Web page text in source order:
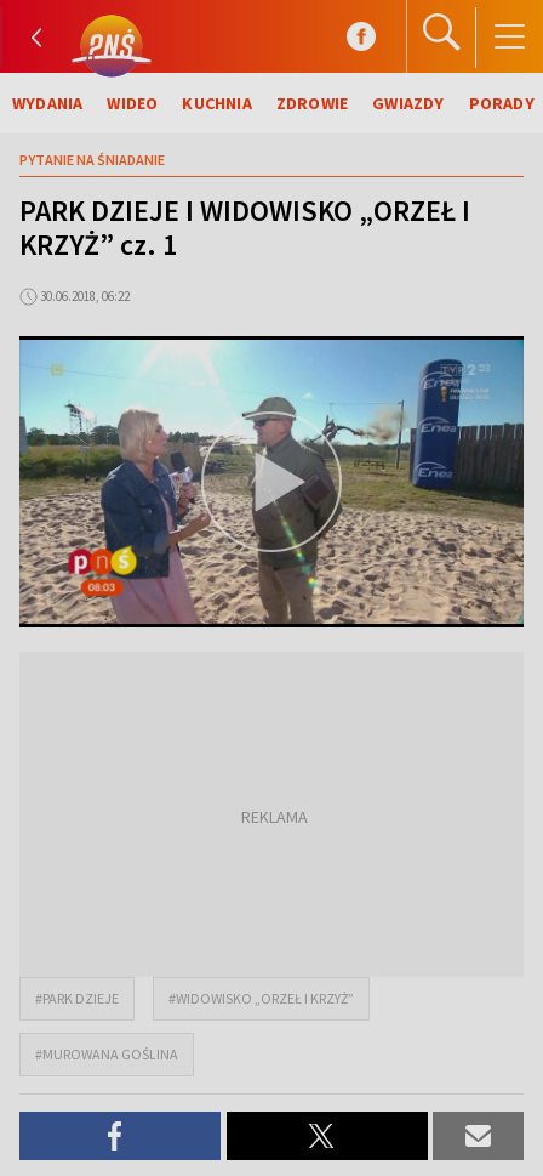
WYDANIA WIDEO KUCHNIA ZDROWIE GWIAZDY PORADY
PYTANIE NA ŚNIADANIE
PARK DZIEJE I WIDOWISKO „ORZEŁ I
KRZYŻ” cz. 1
30.06.2018, 06:22
#PARK DZIEJE #WIDOWISKO „ORZEŁ I KRZYŻ”
#MUROWANA GOŚLINA